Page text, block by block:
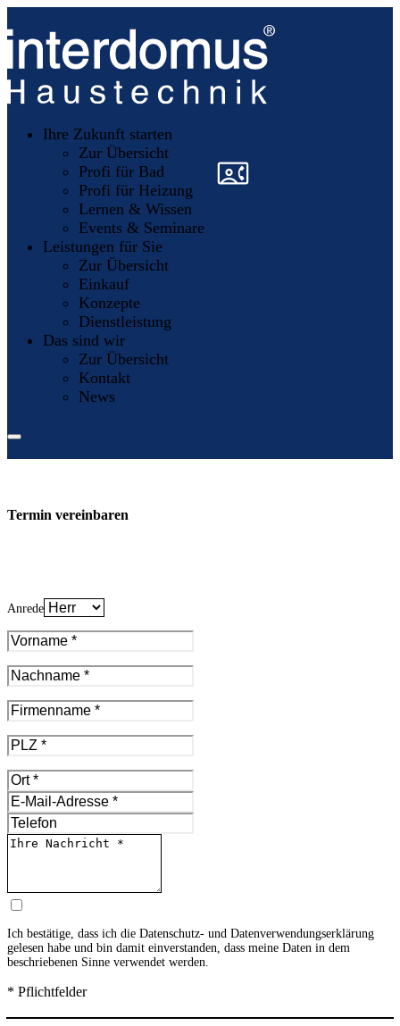
Ihre Zukunft starten
Zur Übersicht
Profi für Bad
Profi für Heizung
Lernen & Wissen
Events & Seminare
Leistungen für Sie
Zur Übersicht
Einkauf
Konzepte
Dienstleistung
Das sind wir
Zur Übersicht
Kontakt
News
»
Termin vereinbaren
Anrede
Ich bestätige, dass ich die Datenschutz- und Datenverwendungserklärung
gelesen habe und bin damit einverstanden, dass meine Daten in dem
beschriebenen Sinne verwendet werden.
* Pflichtfelder